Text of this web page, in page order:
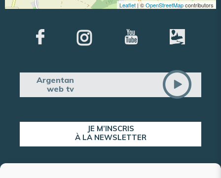
Leaflet | ©OpenStreetMapcontributors
Argentan
web tv
JE M’INSCRIS
À LA NEWSLETTER